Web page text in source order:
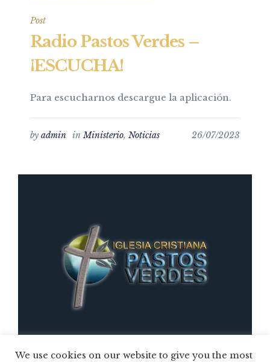
Post
Radio Pastos Verdes –
¡ESCUCHA!
Para escucharnos descargue la aplicación.
26/07/2023
by admin inMinisterio, Noticias
We use cookies on our website to give you the most